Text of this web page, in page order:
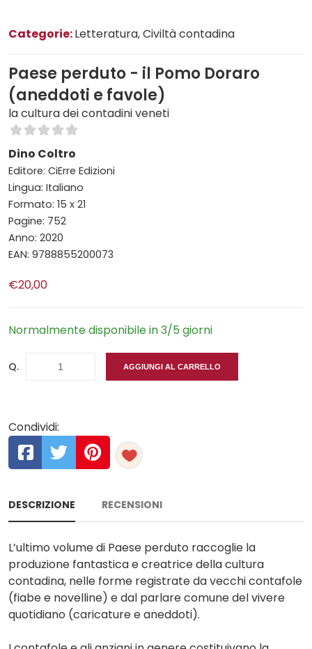
Categorie:Letteratura, Civiltà contadina
Paese perduto - il Pomo Doraro
(aneddoti e favole)
la cultura dei contadini veneti
Dino Coltro
Editore: CiErre Edizioni
Lingua: Italiano
Formato: 15 x 21
Pagine: 752
Anno: 2020
EAN: 9788855200073
€20,00
Normalmente disponibile in 3/5 giorni
Q. AGGIUNGI AL CARRELLO
Condividi:
DESCRIZIONE RECENSIONI
L’ultimo volume di Paese perduto raccoglie la
produzione fantastica e creatrice della cultura
contadina, nelle forme registrate da vecchi contafole
(fiabe e novelline) e dal parlare comune del vivere
quotidiano (caricature e aneddoti).